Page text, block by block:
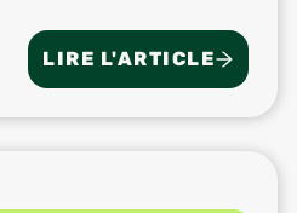
LIRE L'ARTICLE